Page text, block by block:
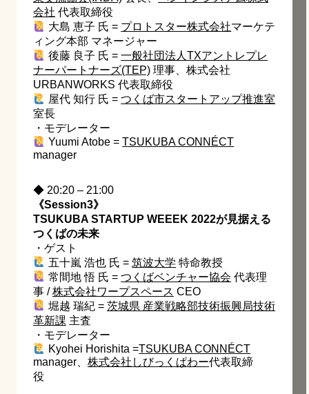
会社 代表取締役
大島 恵子 氏 = プロトスター株式会社マーケテ
ィング本部 マネージャー
後藤 良子 氏 =一般社団法人TXアントレプレ
ナーパートナーズ(TEP) 理事、株式会社
URBANWORKS 代表取締役
屋代 知行 氏 =つくば市スタートアップ推進室
室長
・モデレーター
Yuumi Atobe =TSUKUBA CONNÉCT
manager
◆ 20:20 – 21:00
《Session3》
TSUKUBA STARTUP WEEEK 2022が見据える
つくばの未来
・ゲスト
五十嵐 浩也 氏 =筑波大学 特命教授
常間地 悟 氏 =つくばベンチャー協会 代表理
事 /株式会社ワープスペース CEO
堀越 瑞紀 =茨城県 産業戦略部技術振興局技術
革新課 主査
・モデレーター
Kyohei Horishita =TSUKUBA CONNÉCT
manager、 株式会社しびっくぱわー代表取締
役